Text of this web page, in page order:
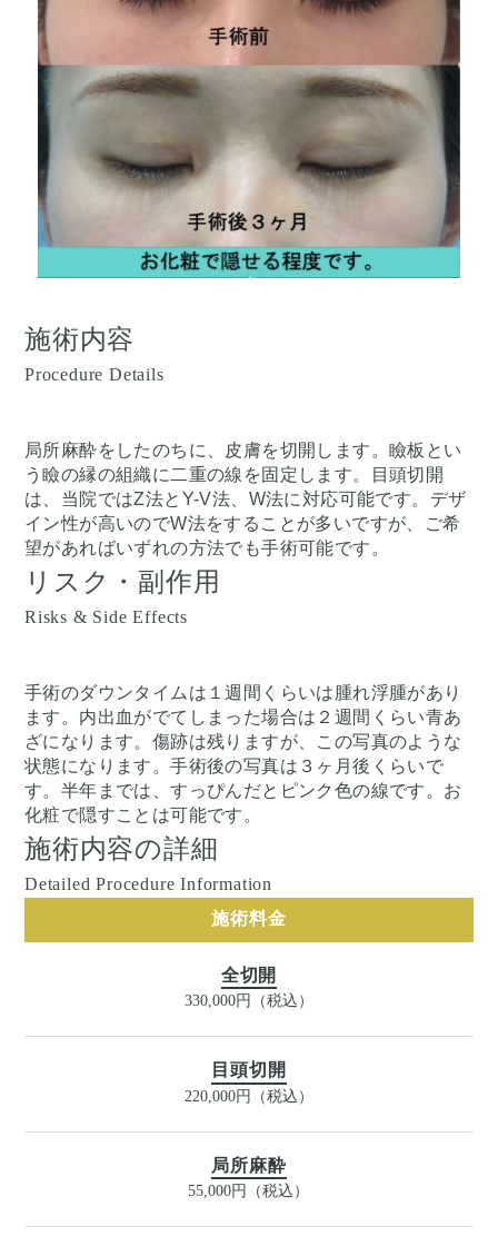
施術内容
Procedure Details
局所麻酔をしたのちに、皮膚を切開します。瞼板とい
う瞼の縁の組織に二重の線を固定します。目頭切開
は、当院ではZ法とY-V法、W法に対応可能です。デザ
イン性が高いのでW法をすることが多いですが、ご希
望があればいずれの方法でも手術可能です。
リスク・副作用
Risks & Side Effects
手術のダウンタイムは１週間くらいは腫れ浮腫があり
ます。内出血がでてしまった場合は２週間くらい青あ
ざになります。傷跡は残りますが、この写真のような
状態になります。手術後の写真は３ヶ月後くらいで
す。半年までは、すっぴんだとピンク色の線です。お
化粧で隠すことは可能です。
施術内容の詳細
Detailed Procedure Information
施術料金
全切開
330,000円（税込）
目頭切開
220,000円（税込）
局所麻酔
55,000円（税込）